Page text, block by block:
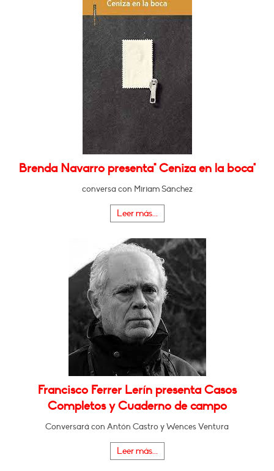
Brenda Navarro presenta" Ceniza en la boca"
conversa con Miriam Sánchez
Leer más...
Francisco Ferrer Lerín presenta Casos
Completos y Cuaderno de campo
Conversará con Antón Castro y Wences Ventura
Leer más...